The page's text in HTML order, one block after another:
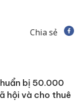
Chia sẻ
bị 50.000
hội và cho thuê